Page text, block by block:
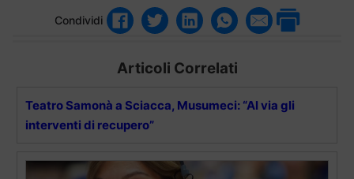
Condividi
Articoli Correlati
Teatro Samonà a Sciacca, Musumeci: “Al via gli
interventi di recupero”